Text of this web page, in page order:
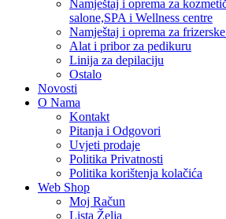
Namještaj i oprema za
salone,SPA i Wellness centre
Namještaj i oprema za
Alat i pribor za pedikuru
Linija za depilaciju
Ostalo
Novosti
O Nama
Kontakt
Pitanja i Odgovori
Uvjeti prodaje
Politika Privatnosti
Politika korištenja kolačića
Web Shop
Moj Račun
Lista Želja